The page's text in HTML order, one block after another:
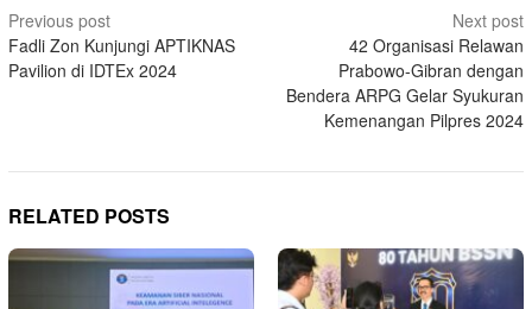
Post
navigation
Previous post
Fadli Zon Kunjungi APTIKNAS
Pavilion di IDTEx 2024
Next post
42 Organisasi Relawan
Prabowo-Gibran dengan
Bendera ARPG Gelar Syukuran
Kemenangan Pilpres 2024
RELATED POSTS